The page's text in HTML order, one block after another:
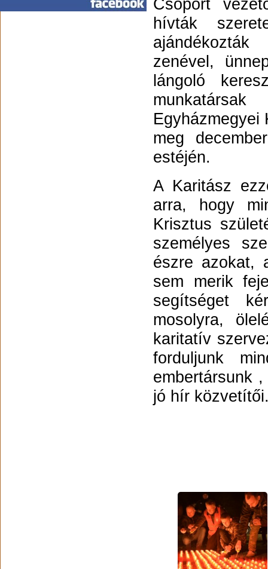
Csoport
hívták
zenével,
lángoló
Egyházmegyei
meg
estéjén.
A Karitász
arra, hogy
Krisztus
személyes
észre azokat,
sem merik
segítséget
mosolyra,
karitatív
forduljunk
embertársunk
jó hír